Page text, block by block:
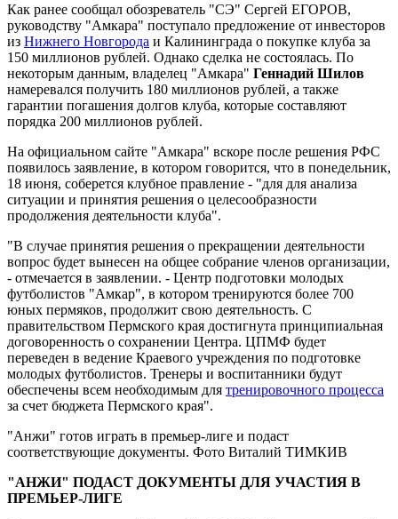
Как ранее сообщал обозреватель "СЭ" Сергей ЕГОРОВ,
руководству "Амкара" поступало предложение от инвесторов
из Нижнего Новгорода и Калининграда о покупке клуба за
150 миллионов рублей. Однако сделка не состоялась. По
некоторым данным, владелец "Амкара" Геннадий Шилов
намеревался получить 180 миллионов рублей, а также
гарантии погашения долгов клуба, которые составляют
порядка 200 миллионов рублей.
На официальном сайте "Амкара" вскоре после решения РФС
появилось заявление, в котором говорится, что в понедельник,
18 июня, соберется клубное правление - "для для анализа
ситуации и принятия решения о целесообразности
продолжения деятельности клуба".
"В случае принятия решения о прекращении деятельности
вопрос будет вынесен на общее собрание членов организации,
- отмечается в заявлении. - Центр подготовки молодых
футболистов "Амкар", в котором тренируются более 700
юных пермяков, продолжит свою деятельность. С
правительством Пермского края достигнута принципиальная
договоренность о сохранении Центра. ЦПМФ будет
переведен в ведение Краевого учреждения по подготовке
молодых футболистов. Тренеры и воспитанники будут
обеспечены всем необходимым для тренировочного процесса
за счет бюджета Пермского края".
"Анжи" готов играть в премьер-лиге и подаст
соответствующие документы. Фото Виталий ТИМКИВ
"АНЖИ" ПОДАСТ ДОКУМЕНТЫ ДЛЯ УЧАСТИЯ В
ПРЕМЬЕР-ЛИГЕ